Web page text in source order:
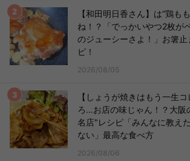
【和田明日香さん】は“鶏も
ね！？「でっかいやつ2枚が
のジューシーさよ！」お箸
ピ！
2026/08/05
【しょうが焼きはもう一生
ろ…お店の味じゃん！？大阪
名店"レシピ「みんなに教え
ない」最高な食べ方
2026/08/06